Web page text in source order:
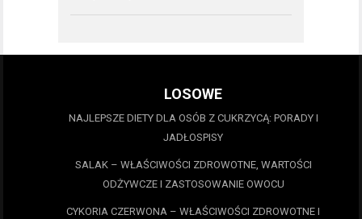
LOSOWE
NAJLEPSZE DIETY DLA OSÓB Z CUKRZYCĄ: PORADY I
JADŁOSPISY
SALAK – WŁAŚCIWOŚCI ZDROWOTNE, WARTOŚCI
ODŻYWCZE I ZASTOSOWANIE OWOCU
CYKORIA CZERWONA – WŁAŚCIWOŚCI ZDROWOTNE I